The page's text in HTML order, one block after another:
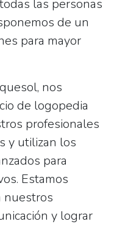
las personas
de un
para mayor
nos
de logopedia
profesionales
y utilizan los
para
Estamos
nuestros
y lograr